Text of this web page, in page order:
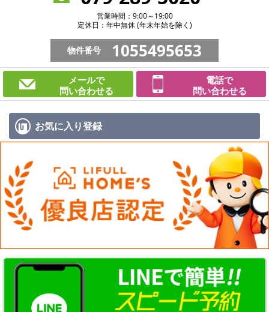
営業時間：9:00～19:00
定休日：年中無休 (年末年始を除く)
物件番号 1055495653
メールで
問い合わせる
電話で
問い合わせる
お気に入り登録